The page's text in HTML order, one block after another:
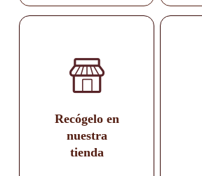
Recógelo en
nuestra
tienda